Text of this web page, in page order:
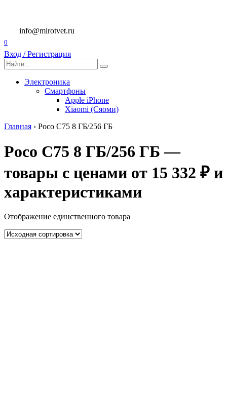
содержанию
info@mirotvet.ru
0
Вход / Регистрация
Search
for:
Электроника
Смартфоны
Apple iPhone
Xiaomi (Сяоми)
Главная › Poco C75 8 ГБ/256 ГБ
Poco C75 8 ГБ/256 ГБ —
товары с ценами от 15 332 ₽ и
характеристиками
Отображение единственного товара